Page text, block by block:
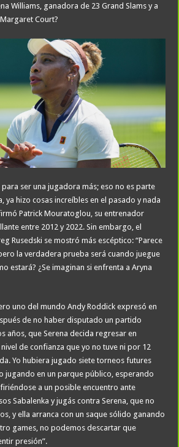
Williams, ganadora de 23 Grand Slams y a
Court?
para ser una jugadora más; eso no es parte
ya hizo cosas increíbles en el pasado y nada
Patrick Mouratoglou, su entrenador
entre 2012 y 2022. Sin embargo, el
Rusedski se mostró más escéptico: “Parece
la verdadera prueba será cuando juegue
estará? ¿Se imaginan si enfrenta a Aryna
uno del mundo Andy Roddick expresó en
de no haber disputado un partido
años, que Serena decida regresar en
de confianza que yo no tuve ni por 12
Yo hubiera jugado siete torneos futures
jugando en un parque público, esperando
a un posible encuentro ante
Sabalenka y jugás contra Serena, que no
y ella arranca con un saque sólido ganando
games, no podemos descartar que
presión”.